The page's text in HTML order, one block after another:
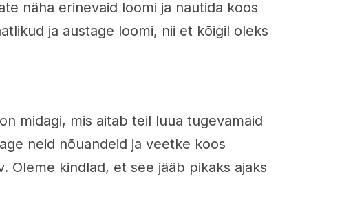
näha erinevaid loomi ja nautida koos
ja austage loomi, nii et kõigil oleks
midagi, mis aitab teil luua tugevamaid
neid nõuandeid ja veetke koos
Oleme kindlad, et see jääb pikaks ajaks